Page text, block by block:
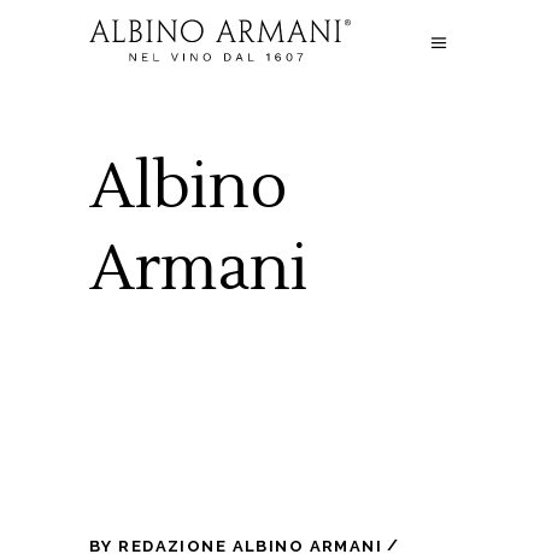
Albino
Armani
BY REDAZIONE ALBINO ARMANI